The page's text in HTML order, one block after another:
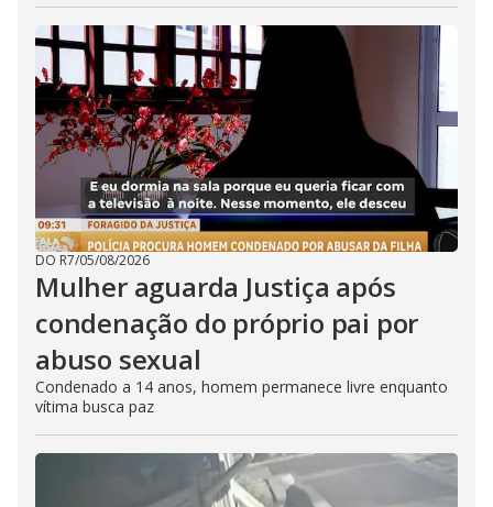
DO R7/05/08/2026
Mulher aguarda Justiça após
condenação do próprio pai por
abuso sexual
Condenado a 14 anos, homem permanece livre enquanto
vítima busca paz